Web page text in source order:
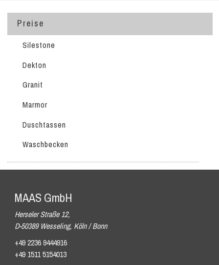
Preise
Silestone
Dekton
Granit
Marmor
Duschtassen
Waschbecken
MAAS GmbH
Herseler Straße 12,
D-50389 Wesseling, Köln / Bonn
+49 2236 9444916
+49 1511 5154013